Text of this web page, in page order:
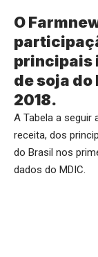
O
principais
de soja do
2018.
A Tabela a seguir
receita, dos
do Brasil nos
dados do MDIC.